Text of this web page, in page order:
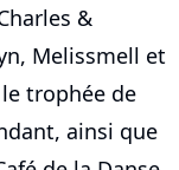
&
Melissmell et
trophée de
ainsi que